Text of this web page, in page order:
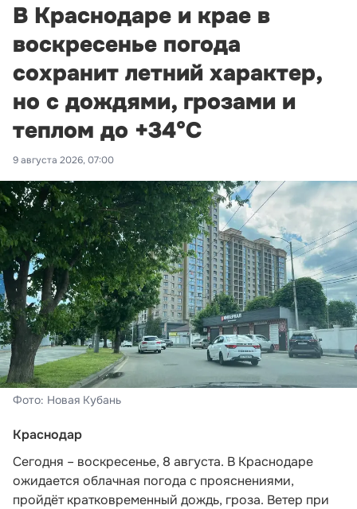
В Краснодаре и крае в
воскресенье погода
сохранит летний характер,
но с дождями, грозами и
теплом до +34°С
9 августа 2026, 07:00
Фото: Новая Кубань
Краснодар
Сегодня – воскресенье, 8 августа. В Краснодаре
ожидается облачная погода с прояснениями,
пройдёт кратковременный дождь, гроза. Ветер при